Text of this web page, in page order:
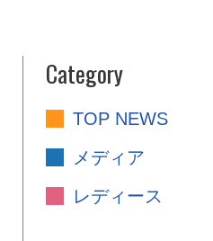
Category
TOP NEWS
メディア
レディース